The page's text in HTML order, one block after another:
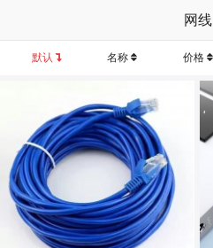
网线
默认 名称 价格